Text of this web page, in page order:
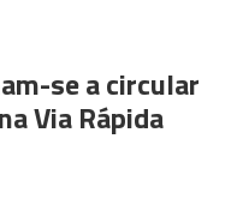
se a circular
Via Rápida